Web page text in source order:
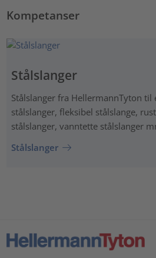
Kompetanser
Stålslanger
Stålslanger fra HellermannTyton til
stålslanger, fleksibel stålslange,
stålslanger, vanntette stålslanger
Stålslanger